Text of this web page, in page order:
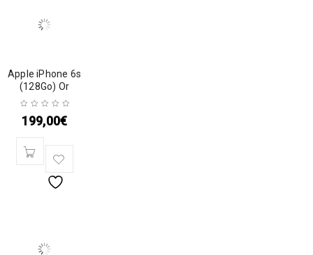
Apple iPhone 6s
(128Go) Or
199,00€